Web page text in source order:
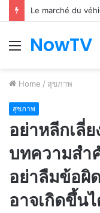
Le marché du
Menu
NowTV
Home / สุขภาพ
สุขภาพ
อย่าหลีกเลี่
บทความสำ
อย่าลืมข้อ
อาจเกิดขึ้น